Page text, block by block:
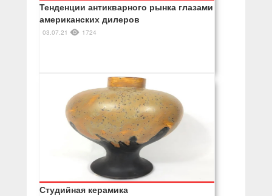
Тенденции антикварного рынка глазами
американских дилеров
03.07.21 1724
Студийная керамика